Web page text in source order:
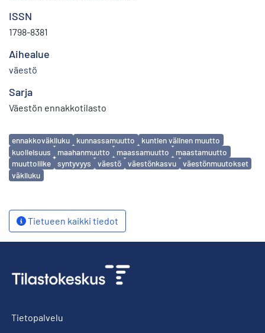
ISSN
1798-8381
Aihealue
väestö
Sarja
Väestön ennakkotilasto
Avainsanat
ennakkoväkiluku kunnassamuutto
kuntien välinen muutto
kuolleisuus
maahanmuutto maassamuutto
maastamuutto
muuttoliike
syntyvyys väestö väestönkasvu
väestönmuutokset
väkiluku
Tietueen kaikki tiedot
Tietopalvelu